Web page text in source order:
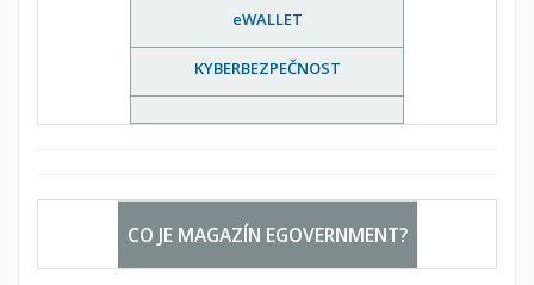
eWALLET
KYBERBEZPEČNOST
CO JE MAGAZÍN EGOVERNMENT?